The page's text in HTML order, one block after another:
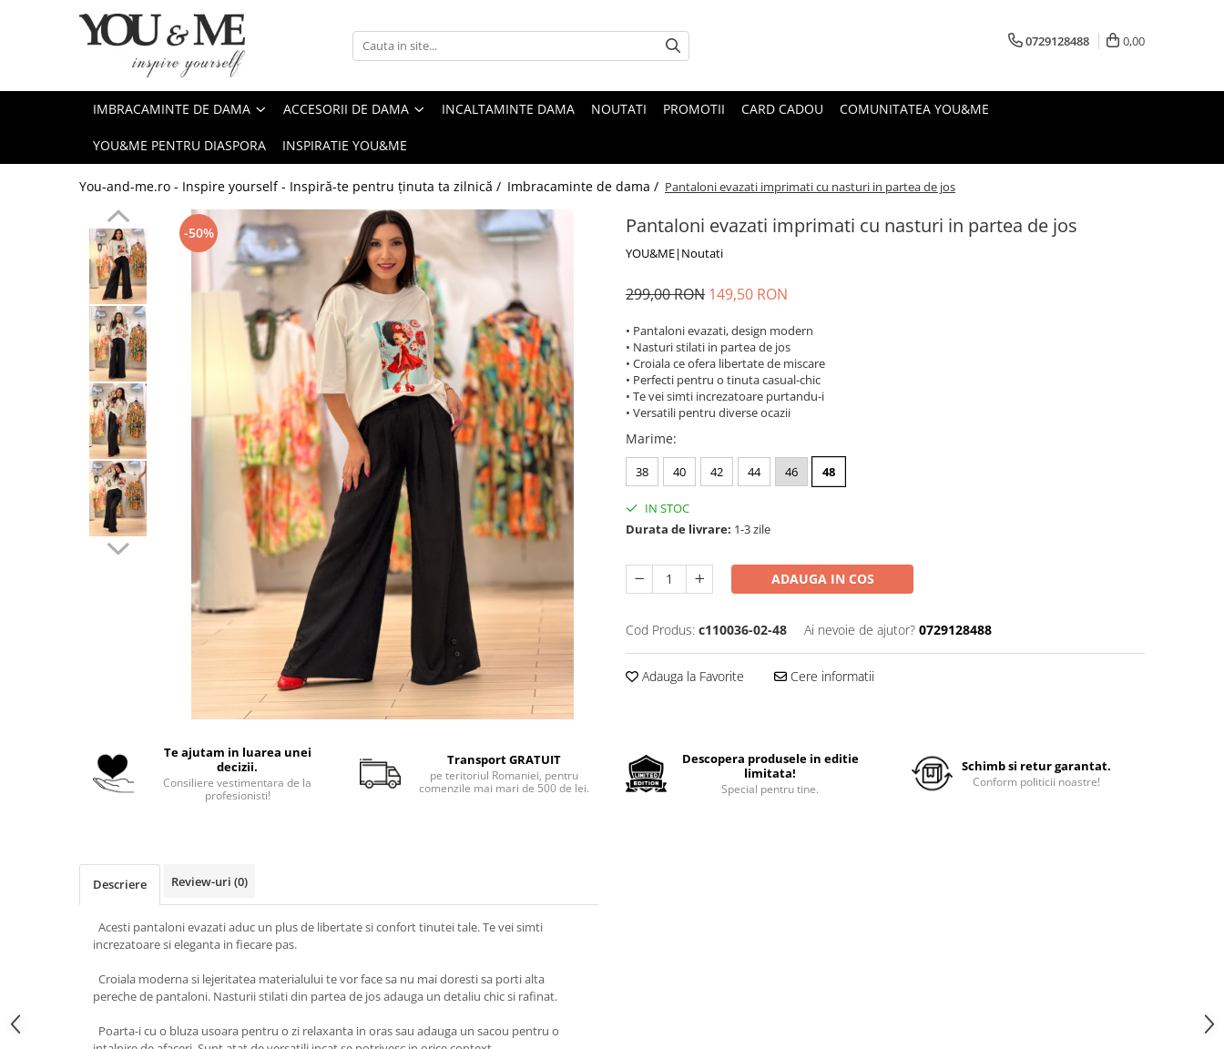
Imbracaminte de dama
Geci si jachete
Rochii de zi
Rochii de eveniment
Compleuri si costume
Tricouri si topuri
Costume de baie
Accesorii de dama
Coliere si brose
0729128488 0,00
IMBRACAMINTE DE DAMA ACCESORII DE DAMA INCALTAMINTE DAMA NOUTATI PROMOTII CARD CADOU COMUNITATEA YOU&ME
YOU&ME PENTRU DIASPORA INSPIRATIE YOU&ME
You-and-me.ro - Inspire yourself - Inspiră-te pentru ținuta ta zilnică / Imbracaminte de dama / Pantaloni evazati imprimati cu nasturi in partea de jos
Pantaloni evazati imprimati cu nasturi in partea de jos
YOU&ME|Noutati
-50%
299,00 RON 149,50 RON
• Pantaloni evazati, design modern
• Nasturi stilati in partea de jos
• Croiala ce ofera libertate de miscare
• Perfecti pentru o tinuta casual-chic
• Te vei simti increzatoare purtandu-i
• Versatili pentru diverse ocazii
Marime:
38 40 42 44 46 48
IN STOC
Durata de livrare: 1-3 zile
ADAUGA IN COS
Cod Produs: c110036-02-48 Ai nevoie de ajutor? 0729128488
Adauga la Favorite Cere informatii
Te ajutam in luarea unei
decizii.
Consiliere vestimentara de la
profesionisti!
Transport GRATUIT
pe teritoriul Romaniei, pentru
comenzile mai mari de 500 de lei.
Descopera produsele in editie
limitata!
Special pentru tine.
Schimb si retur garantat.
Conform politicii noastre!
Descriere Review-uri (0)
Acesti pantaloni evazati aduc un plus de libertate si confort tinutei tale. Te vei simti
increzatoare si eleganta in fiecare pas.
Croiala moderna si lejeritatea materialului te vor face sa nu mai doresti sa porti alta
pereche de pantaloni. Nasturii stilati din partea de jos adauga un detaliu chic si rafinat.
Poarta-i cu o bluza usoara pentru o zi relaxanta in oras sau adauga un sacou pentru o